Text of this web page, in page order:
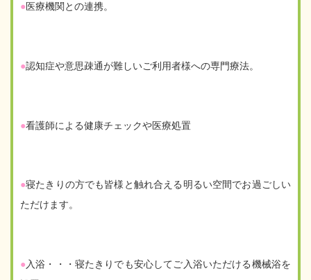
●医療機関との連携。
●認知症や意思疎通が難しいご利用者様への専門療法。
●看護師による健康チェックや医療処置
●寝たきりの方でも皆様と触れ合える明るい空間でお過ごしい
ただけます。
●入浴・・・寝たきりでも安心してご入浴いただける機械浴を